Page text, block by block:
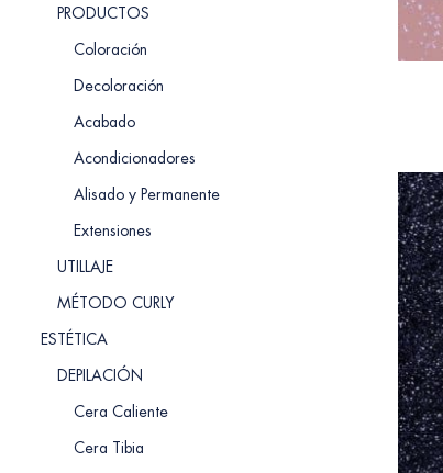
PRODUCTOS
Coloración
Decoloración
Acabado
Acondicionadores
Alisado y Permanente
Extensiones
UTILLAJE
MÉTODO CURLY
ESTÉTICA
DEPILACIÓN
Cera Caliente
Cera Tibia